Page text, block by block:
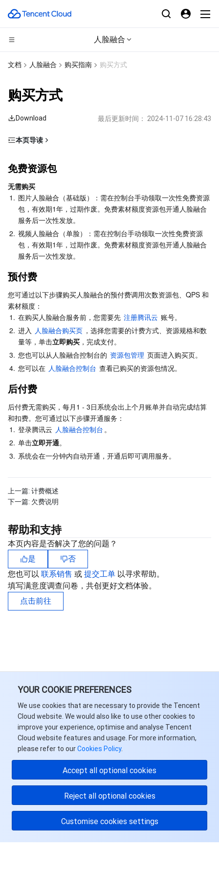
YOUR COOKIE PREFERENCES
We use cookies that are necessary to provide the Tencent
Cloud website. We would also like to use other cookies to
improve your experience, optimise and analyse Tencent
Cloud website features and usage. For more information,
please refer to ourCookies Policy.
Accept all optional cookies
Reject all optional cookies
Customise cookies settings
人脸融合
CDN与边缘平台
内容分发网络 CDN
多网聚合加速（腾讯云聚通）
云服务器
专用宿主机
弹性伸缩
自动化助手
边缘计算
服务网格
容器镜像服务
云原生分布式云中心
本地专用集群
边缘可用区
专属可用区
微服务
弹性微服务
API 网关
注册配置治理
Serverless
云函数
基础存储服务
对象存储
文件存储
云硬盘
云 HDFS
存储数据服务
日志服务
数据万象
智能媒资托管
关系型数据库
云数据库 MySQL
云数据库 MariaDB
云数据库 SQL Server
关系型数据库TDSQL
TDSQL-C MySQL 版
TDSQL Boundless
NoSQL 数据库
云数据库 MongoDB
游戏数据库 TcaplusDB
云数据库 Tendis
时序数据库 CTSDB
数据传输服务
数据库专家服务
数据库智能管家 DBbrain
数据库管理中心
网络
私有网络
负载均衡
网关负载均衡
专线接入
云联网
弹性网卡
NAT 网关
对等连接
VPN 连接
私有连接
全球应用加速
数据安全
数据安全治理中心
密钥管理系统
凭据管理系统
堡垒机
数据安全审计
业务安全
验证码
文本内容安全
图片内容安全
音频内容安全
视频内容安全
账号风控平台
安全服务
渗透测试服务
安全服务平台
云安全
云防火墙
Web 应用防火墙
主机安全
容器安全服务
应用安全
移动应用安全
安全凭证服务
域名与网站
域名注册
SSL 证书
云解析 DNS
企业应用
腾讯微卡
办公协同
腾讯云企业网盘
流计算 Oceanus
数据湖计算
腾讯云数据仓库 TCHouse-D
腾讯云数据仓库 TCHouse-P
数据开发治理平台 WeData
语音合成
语音识别
文字识别
人脸融合
腾讯云智能数智人
人脸核身
AI 平台产品
腾讯云大模型训推平台TI-ONE
腾讯大模型
知识引擎原子能力
大模型图像创作引擎
大模型视频创作引擎
物联网
物联网通信
消息队列
消息队列 CKafka 版
消息队列 RocketMQ 版
通信服务
短信
实时互动
文档 人脸融合 购买指南 购买方式
购买方式
Download 最后更新时间： 2024-11-07 16:28:43
本页导读
预付费
后付费
免费资源包
无需购买
1. 图片人脸融合（基础版）：需在控制台手动领取一次性免费资源
包，有效期1年，过期作废。免费素材额度资源包开通人脸融合
服务后一次性发放。
2. 视频人脸融合（单脸）：需在控制台手动领取一次性免费资源
包，有效期1年，过期作废。免费素材额度资源包开通人脸融合
服务后一次性发放。
预付费
您可通过以下步骤购买人脸融合的预付费调用次数资源包、QPS 和
素材额度：
1. 在购买人脸融合服务前，您需要先 注册腾讯云 账号。
2. 进入 人脸融合购买页 ，选择您需要的计费方式、资源规格和数
量等，单击立即购买 ，完成支付。
3. 您也可以从人脸融合控制台的 资源包管理 页面进入购买页。
4. 您可以在 人脸融合控制台 查看已购买的资源包情况。
后付费
后付费无需购买，每月1 - 3日系统会出上个月账单并自动完成结算
和扣费。您可通过以下步骤开通服务：
1. 登录腾讯云 人脸融合控制台 。
2. 单击立即开通。
3. 系统会在一分钟内自动开通，开通后即可调用服务。
上一篇: 计费概述
下一篇: 欠费说明
帮助和支持
本页内容是否解决了您的问题？
是
否
您也可以 联系销售 或 提交工单 以寻求帮助。
填写满意度调查问卷，共创更好文档体验。
点击前往